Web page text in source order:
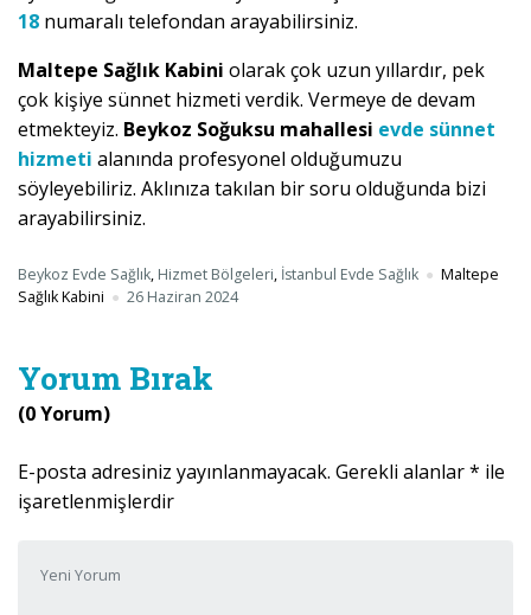
18 numaralı telefondan arayabilirsiniz.
Maltepe Sağlık Kabini olarak çok uzun yıllardır, pek
çok kişiye sünnet hizmeti verdik. Vermeye de devam
etmekteyiz. Beykoz Soğuksu mahallesi evde sünnet
hizmeti alanında profesyonel olduğumuzu
söyleyebiliriz. Aklınıza takılan bir soru olduğunda bizi
arayabilirsiniz.
Beykoz Evde Sağlık, Hizmet Bölgeleri, İstanbul Evde Sağlık
Maltepe
Sağlık Kabini
26 Haziran 2024
Yorum Bırak
(0 Yorum)
E-posta adresiniz yayınlanmayacak. Gerekli alanlar* ile
işaretlenmişlerdir